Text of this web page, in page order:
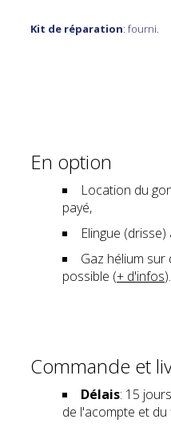
Kit de réparation: fourni.
En option
Location du
payé,
Elingue
Gaz hélium sur
possible (+ d'infos).
Commande et
Délais: 15
de l'acompte et du